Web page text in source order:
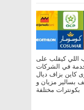
اللي كيقلب على
في الشركات
كاين بزاف ديال
بسالير مزيان و
بكونترات مختلفة